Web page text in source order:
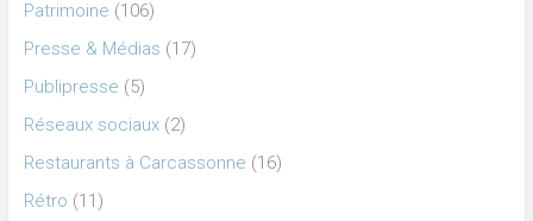
Patrimoine (106)
Presse & Médias (17)
Publipresse (5)
Réseaux sociaux(2)
Restaurants à Carcassonne (16)
Rétro (11)